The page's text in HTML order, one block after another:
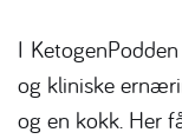
I
og kliniske
og en kokk. Her